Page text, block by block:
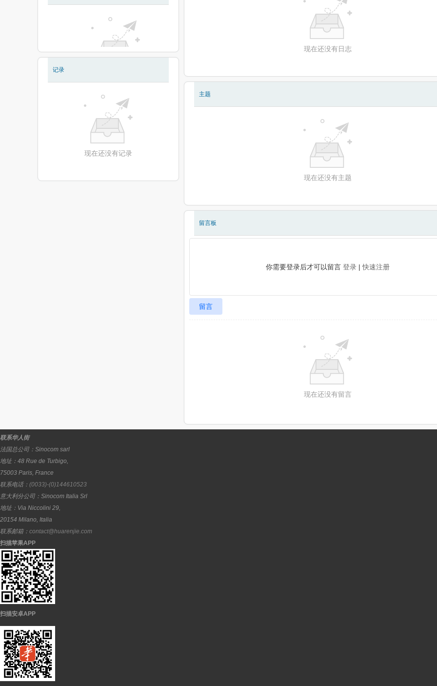
记录
现在还没有记录
现在还没有日志
主题
现在还没有主题
留言板
你需要登录后才可以留言 登录 |快速注册
留言
现在还没有留言
联系华人街
法国总公司： Sinocom sarl
地址： 48 Rue de Turbigo,
75003 Paris, France
联系电话： (0033)-(0)144610523
意大利分公司： Sinocom Italia Srl
地址： Via Niccolini 29,
20154 Milano, Italia
联系邮箱： contact@huarenjie.com
扫描苹果APP
扫描安卓APP